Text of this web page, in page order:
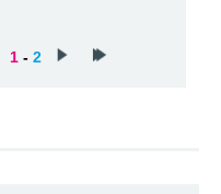
1 - 2